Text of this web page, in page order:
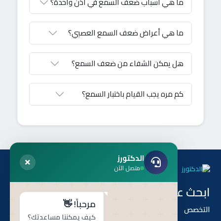
ما هي أعراض ضعف السمع العصبي؟
هل يمكن الشفاء من ضعف السمع؟
كم مره يجب القيام باختبار السمع؟
ابحث عن طريق
التخصص
هل أنت طبيب ؟
أنضم إلى أطباء الدكتورز
الدكتورز
متصل الآن
مرحباً! 👋
كيف يمكننا مساعدتك؟